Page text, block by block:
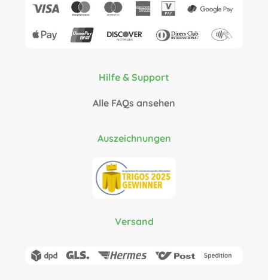
Hilfe & Support
Alle FAQs ansehen
Auszeichnungen
Versand